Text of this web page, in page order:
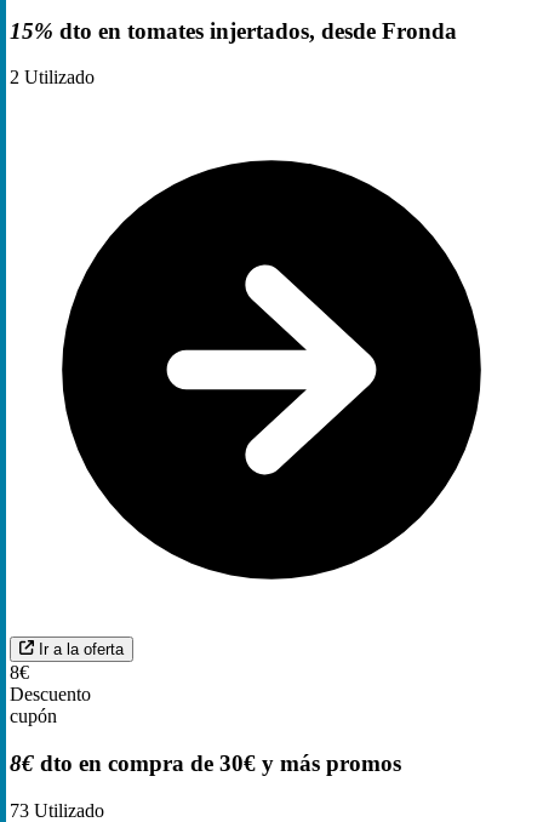
15% dto en tomates injertados, desde Fronda
2 Utilizado
Ir a la oferta
8€
Descuento
cupón
8€ dto en compra de 30€ y más promos
73 Utilizado